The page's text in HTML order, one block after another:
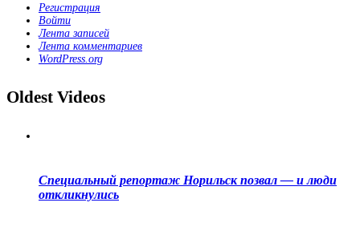
Регистрация
Войти
Лента записей
Лента комментариев
WordPress.org
Oldest Videos
Специальный репортаж Норильск позвал — и люди
откликнулись